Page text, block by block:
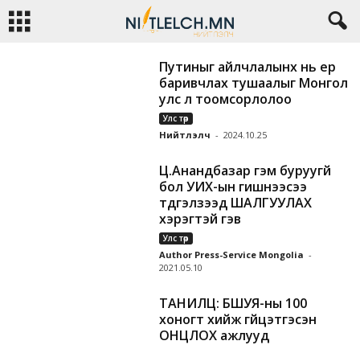
Путиныг айлчлалынх нь үер
баривчлах тушаалыг Монгол
улс үл тоомсорлолоо
Улс төр
Нийтлэлч - 2024.10.25
Ц.Анандбазар гэм буруугүй
бол УИХ-ын гишүүнээсээ
түдгэлзээд ШАЛГУУЛАХ
хэрэгтэй гэв
Улс төр
Author Press-Service Mongolia -
2021.05.10
ТАНИЛЦ: БШУЯ-ны 100
хоногт хийж гүйцэтгэсэн
ОНЦЛОХ ажлууд